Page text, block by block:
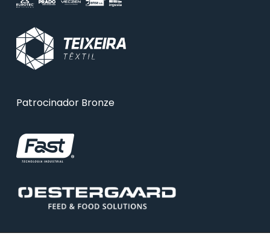
Patrocinador Bronze